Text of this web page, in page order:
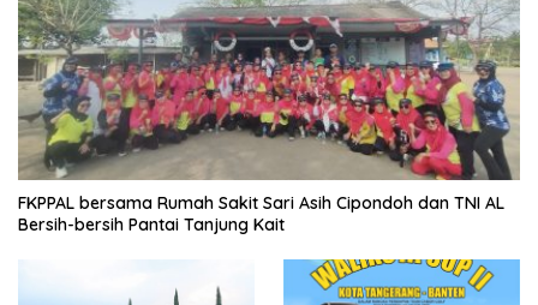
FKPPAL bersama Rumah Sakit Sari Asih Cipondoh dan TNI AL
Bersih-bersih Pantai Tanjung Kait